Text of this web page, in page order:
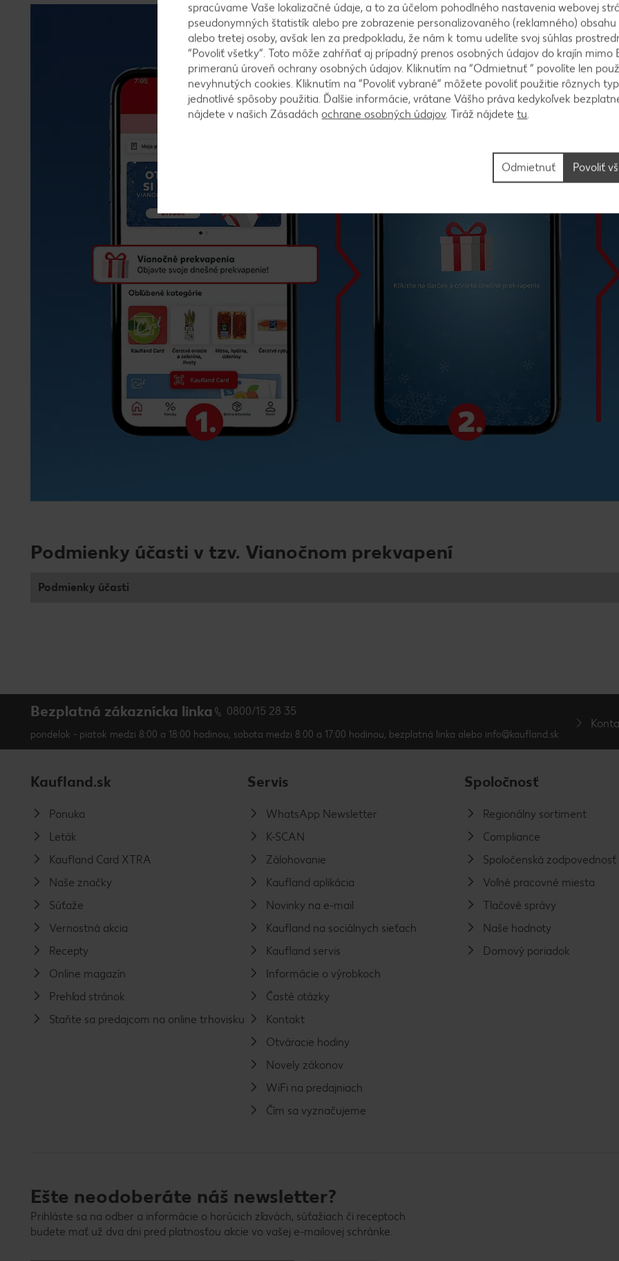
Podmienky účasti v tzv. Vianočnom prekvapení
Podmienky účasti
Bezplatná zákaznícka linka 0800/15 28 35
pondelok - piatok medzi 8:00 a 18:00 hodinou, sobota medzi 8:00 a 17:00 hodinou, bezplatná linka alebo info@kaufland.sk
Kaufland.sk
Ponuka
Leták
Kaufland Card XTRA
Naše značky
Súťaže
Vernostná akcia
Recepty
Online magazín
Prehľad stránok
Staňte sa predajcom na online trhovisku
Servis
WhatsApp Newsletter
K-SCAN
Zálohovanie
Kaufland aplikácia
Novinky na e-mail
Kaufland na sociálnych sieťach
Kaufland servis
Informácie o výrobkoch
Časté otázky
Kontakt
Otváracie hodiny
Novely zákonov
WiFi na predajniach
Čím sa vyznačujeme
Spoločnosť
Regionálny sortiment
Compliance
Spoločenská zodpovednosť
Voľné pracovné miesta
Tlačové správy
Naše hodnoty
Domový poriadok
Ešte neodoberáte náš newsletter?
Prihláste sa na odber a informácie o horúcich zľavách, súťažiach či receptoch
budete mať už dva dni pred platnosťou akcie vo vašej e-mailovej schránke.
spracúvame Vaše lokalizačné údaje, a to za účelom pohodlného nastavenia webovej
pseudonymných štatistík alebo pre zobrazenie personalizovaného (reklamného)
alebo tretej osoby, avšak len za predpokladu, že nám k tomu udelíte svoj súhlas
“Povoliť všetky”. Toto môže zahŕňať aj prípadný prenos osobných údajov do krajín mimo
primeranú úroveň ochrany osobných údajov. Kliknutím na “Odmietnuť ” povolíte len
nevyhnutých cookies. Kliknutím na “Povoliť vybrané” môžete povoliť použitie rôznych
jednotlivé spôsoby použitia. Ďalšie informácie, vrátane Vášho práva kedykoľvek
nájdete v našich Zásadách ochrane osobných údajov. Tiráž nájdetetu.
Odmietnuť Povoliť